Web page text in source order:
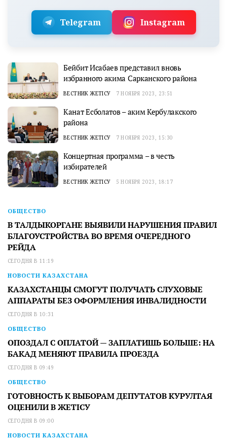
Telegram Instagram
Бейбит Исабаев представил вновь
избранного акима Сарканского района
ВЕСТНИК ЖЕТІСУ 7 НОЯБРЯ 2023, 23:51
Канат Есболатов – аким Кербулакского
района
ВЕСТНИК ЖЕТІСУ 7 НОЯБРЯ 2023, 15:30
Концертная программа – в честь
избирателей
ВЕСТНИК ЖЕТІСУ 5 НОЯБРЯ 2023, 18:17
ОБЩЕСТВО
В ТАЛДЫКОРГАНЕ ВЫЯВИЛИ НАРУШЕНИЯ ПРАВИЛ
БЛАГОУСТРОЙСТВА ВО ВРЕМЯ ОЧЕРЕДНОГО
РЕЙДА
СЕГОДНЯ В 11:19
НОВОСТИ КАЗАХСТАНА
КАЗАХСТАНЦЫ СМОГУТ ПОЛУЧАТЬ СЛУХОВЫЕ
АППАРАТЫ БЕЗ ОФОРМЛЕНИЯ ИНВАЛИДНОСТИ
СЕГОДНЯ В 10:31
ОБЩЕСТВО
ОПОЗДАЛ С ОПЛАТОЙ — ЗАПЛАТИШЬ БОЛЬШЕ: НА
БАКАД МЕНЯЮТ ПРАВИЛА ПРОЕЗДА
СЕГОДНЯ В 09:49
ОБЩЕСТВО
ГОТОВНОСТЬ К ВЫБОРАМ ДЕПУТАТОВ КУРУЛТАЯ
ОЦЕНИЛИ В ЖЕТІСУ
СЕГОДНЯ В 09:00
НОВОСТИ КАЗАХСТАНА